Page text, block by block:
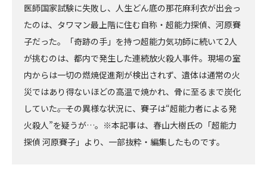
医師国家試験に失敗し、人生どん底の那花麻利衣が出会っ
たのは、タワマン最上階に住む自称・超能力探偵、河原賽
子だった。「奇跡の手」を持つ超能力気功師に続いて2人
が挑むのは、都内で発生した連続放火殺人事件。現場の室
内からは一切の燃焼促進剤が検出されず、遺体は通常の火
災ではあり得ないほどの高温で焼かれ、骨に至るまで炭化
していた――。その異様な状況に、賽子は“超能力者による発
火殺人”を疑うが…。※本記事は、春山大樹氏の「超能力
探偵 河原賽子」より、一部抜粋・編集したものです。